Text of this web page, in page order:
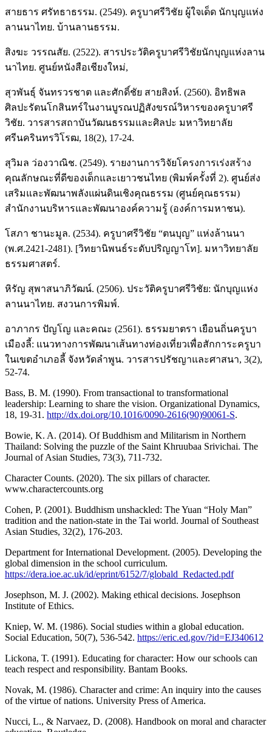
สายธาร ศรัทธาธรรม. (2549). ครูบาศรีวิชัย ผู้ใจเด็ด นักบุญแห่ง
ลานนาไทย. บ้านลานธรรม.
สิงฆะ วรรณสัย. (2522). สารประวัติครูบาศรีวิชัยนักบุญแห่งลาน
นาไทย. ศูนย์หนังสือเชียงใหม่,
สุวพันธุ์ จันทรวรชาต และศักดิ์ชัย สายสิงห์. (2560). อิทธิพล
ศิลปะรัตนโกสินทร์ในงานบูรณปฏิสังขรณ์วิหารของครูบาศรี
วิชัย. วารสารสถาบันวัฒนธรรมและศิลปะ มหาวิทยาลัย
ศรีนครินทรวิโรฒ, 18(2), 17-24.
สุวิมล ว่องวาณิช. (2549). รายงานการวิจัยโครงการเร่งสร้าง
คุณลักษณะที่ดีของเด็กและเยาวชนไทย (พิมพ์ครั้งที่ 2). ศูนย์ส่ง
เสริมและพัฒนาพลังแผ่นดินเชิงคุณธรรม (ศูนย์คุณธรรม)
สำนักงานบริหารและพัฒนาองค์ความรู้ (องค์การมหาชน).
โสภา ชานะมูล. (2534). ครูบาศรีวิชัย “ตนบุญ” แห่งล้านนา
(พ.ศ.2421-2481). [วิทยานิพนธ์ระดับปริญญาโท]. มหาวิทยาลัย
ธรรมศาสตร์.
หิรัญ สุพาสนาภิวัฒน์. (2506). ประวัติครูบาศรีวิชัย: นักบุญแห่ง
ลานนาไทย. สงวนการพิมพ์.
อาภากร ปัญโญ และคณะ (2561). ธรรมยาตรา เยือนถิ่นครูบา
เมืองลี้: แนวทางการพัฒนาเส้นทางท่องเที่ยวเพื่อสักการะครูบา
ในเขตอำเภอลี้ จังหวัดลำพูน. วารสารปรัชญาและศาสนา, 3(2),
52-74.
Bass, B. M. (1990). From transactional to transformational
leadership: Learning to share the vision. Organizational Dynamics,
18, 19-31. http://dx.doi.org/10.1016/0090-2616(90)90061-S.
Bowie, K. A. (2014). Of Buddhism and Militarism in Northern
Thailand: Solving the puzzle of the Saint Khruubaa Srivichai. The
Journal of Asian Studies, 73(3), 711-732.
Character Counts. (2020). The six pillars of character.
www.charactercounts.org
Cohen, P. (2001). Buddhism unshackled: The Yuan “Holy Man”
tradition and the nation-state in the Tai world. Journal of Southeast
Asian Studies, 32(2), 176-203.
Department for International Development. (2005). Developing the
global dimension in the school curriculum.
https://dera.ioe.ac.uk/id/eprint/6152/7/globald_Redacted.pdf
Josephson, M. J. (2002). Making ethical decisions. Josephson
Institute of Ethics.
Kniep, W. M. (1986). Social studies within a global education.
Social Education, 50(7), 536-542. https://eric.ed.gov/?id=EJ340612
Lickona, T. (1991). Educating for character: How our schools can
teach respect and responsibility. Bantam Books.
Novak, M. (1986). Character and crime: An inquiry into the causes
of the virtue of nations. University Press of America.
Nucci, L., & Narvaez, D. (2008). Handbook on moral and character